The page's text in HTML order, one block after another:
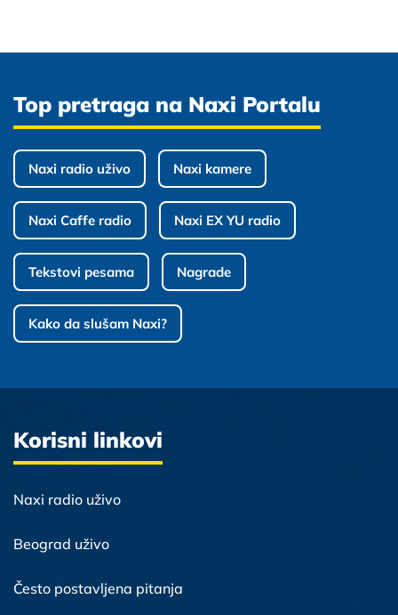
Top pretraga na Naxi Portalu
Naxi radio uživo Naxi kamere
Naxi Caffe radio Naxi EX YU radio
Tekstovi pesama Nagrade
Kako da slušam Naxi?
Korisni linkovi
Naxi radio uživo
Beograd uživo
Često postavljena pitanja